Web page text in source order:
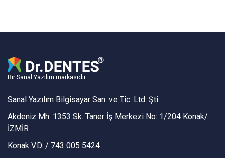
Bir Sanal Yazılım markasıdır.
Sanal Yazılım Bilgisayar San. ve Tic. Ltd. Şti.
Akdeniz Mh. 1353 Sk. Taner İş Merkezi No: 1/204 Konak/
İZMİR
Konak V.D. / 743 005 5424